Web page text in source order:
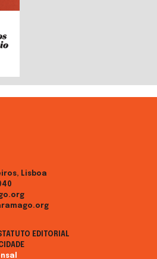
Lisboa
EDITORIAL